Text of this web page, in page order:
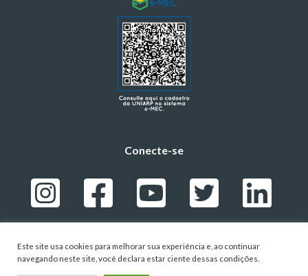
Conecte-se
Este site usa cookies para melhorar sua experiência e, ao continuar
navegando neste site, você declara estar ciente dessas condições.